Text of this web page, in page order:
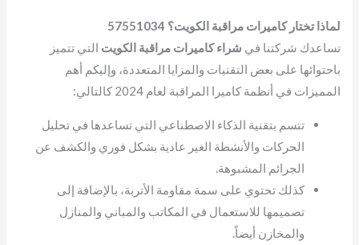
لماذا تختار كاميرات مراقبة الكويت؟ 57551034
تساعدك شركتنا في شراء كاميرات مراقبة الكويت التي تتميز
باحتوائها على بعض التقنيات والمزايا المتعددة، وإليكم أهم
المميزات في أنظمة كاميرا المراقبة لعام 2024 كالتالي:
تتسم بتقنية الذكاء الاصطناعي التي تساعدها في تحليل
الحركات والأنشطة الغير عادية بشكل فوري والكشف عن
الجرائم المشبوهة.
كذلك تحتوي على سمة مقاومة الأتربة، بالإضافة إلى
تصميمها للاستعمال في المكاتب والمباني والمنازل
والمخازن أيضاً.